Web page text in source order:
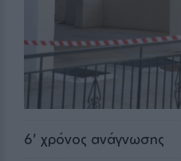
6' χρόνος ανάγνωσης